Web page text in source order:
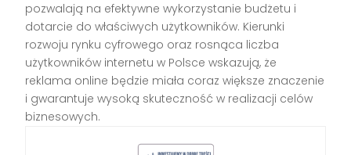
pozwalają na efektywne wykorzystanie budżetu i
dotarcie do właściwych użytkowników. Kierunki
rozwoju rynku cyfrowego oraz rosnąca liczba
użytkowników internetu w Polsce wskazują, że
reklama online będzie miała coraz większe znaczenie
i gwarantuje wysoką skuteczność w realizacji celów
biznesowych.